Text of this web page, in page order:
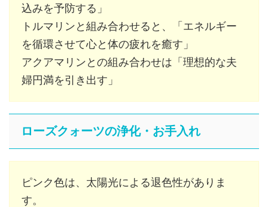
込みを予防する」
トルマリンと組み合わせると、「エネルギー
を循環させて心と体の疲れを癒す」
アクアマリンとの組み合わせは「理想的な夫
婦円満を引き出す」
ローズクォーツの浄化・お手入れ
ピンク色は、太陽光による退色性がありま
す。